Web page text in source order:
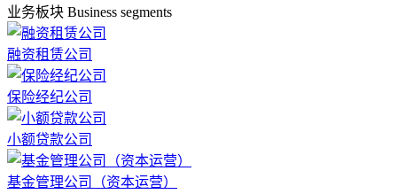
业务板块 Business segments
融资租赁公司
保险经纪公司
小额贷款公司
基金管理公司（资本运营）